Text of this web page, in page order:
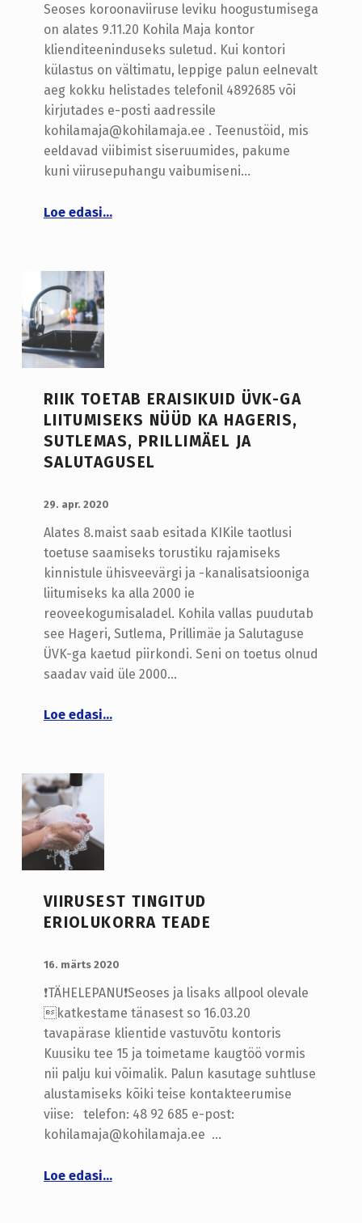
Seoses koroonaviiruse leviku hoogustumisega
on alates 9.11.20 Kohila Maja kontor
klienditeeninduseks suletud. Kui kontori
külastus on vältimatu, leppige palun eelnevalt
aeg kokku helistades telefonil 4892685 või
kirjutades e-posti aadressile
kohilamaja@kohilamaja.ee . Teenustöid, mis
eeldavad viibimist siseruumides, pakume
kuni viirusepuhangu vaibumiseni…
Loe edasi
“KLIENDITEENINDUS JA COVID-19”
…
RIIK TOETAB ERAISIKUID ÜVK-GA
LIITUMISEKS NÜÜD KA HAGERIS,
SUTLEMAS, PRILLIMÄEL JA
SALUTAGUSEL
29. apr. 2020
Alates 8.maist saab esitada KIKile taotlusi
toetuse saamiseks torustiku rajamiseks
kinnistule ühisveevärgi ja -kanalisatsiooniga
liitumiseks ka alla 2000 ie
reoveekogumisaladel. Kohila vallas puudutab
see Hageri, Sutlema, Prillimäe ja Salutaguse
ÜVK-ga kaetud piirkondi. Seni on toetus olnud
saadav vaid üle 2000…
Loe edasi“Riik toetab eraisikuid ÜVK-ga liitumiseks nüüd ka Hageris, Sutlemas, Prillimäel ja Salutagusel”
…
VIIRUSEST TINGITUD
ERIOLUKORRA TEADE
16. märts 2020
❗️TÄHELEPANU❗️Seoses ja lisaks allpool olevale
katkestame tänasest so 16.03.20
tavapärase klientide vastuvõtu kontoris
Kuusiku tee 15 ja toimetame kaugtöö vormis
nii palju kui võimalik. Palun kasutage suhtluse
alustamiseks kõiki teise kontakteerumise
viise: telefon: 48 92 685 e-post:
kohilamaja@kohilamaja.ee …
Loe edasi
“VIIRUSEST TINGITUD ERIOLUKORRA TEADE”
…